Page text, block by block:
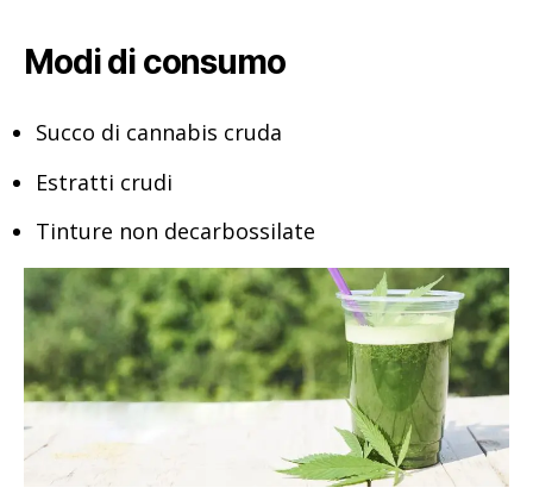
Modi di consumo
Succo di cannabis cruda
Estratti crudi
Tinture non decarbossilate